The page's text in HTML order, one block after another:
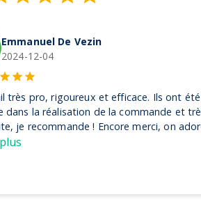
Vezin
et efficace. Ils ont été très
de la commande et très à
! Encore merci, on adore nos